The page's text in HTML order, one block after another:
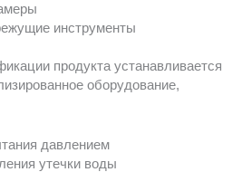
инструменты
продукта устанавливается
оборудование,
давлением
утечки воды